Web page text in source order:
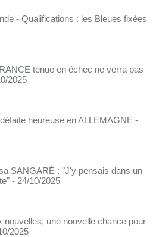
- Qualifications : les Bleues fixées
tenue en échec ne verra pas
2025
heureuse en ALLEMAGNE -
SANGARÉ : "J'y pensais dans un
- 24/10/2025
nouvelles, une nouvelle chance pour
2025